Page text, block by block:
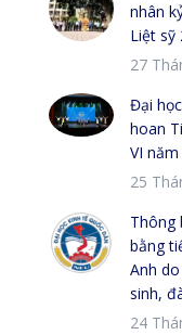
nhân
Liệt sỹ
27
Đại
hoan
VI
25
Thông
bằng
Anh
sinh,
24